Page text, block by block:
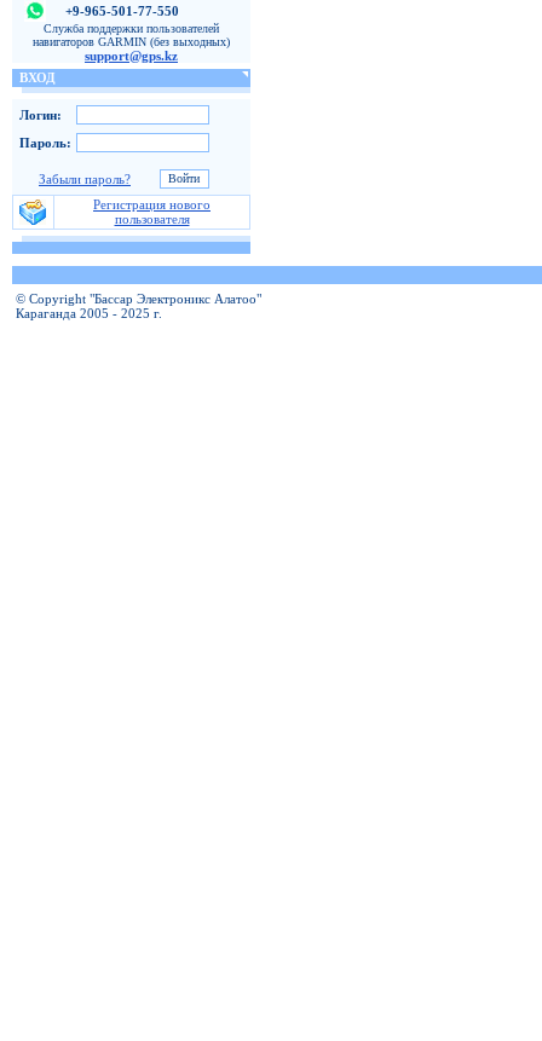
+9-965-501-77-550
Служба поддержки пользователей
навигаторов GARMIN (без выходных)
support@gps.kz
ВХОД
Логин:
Пароль:
Забыли пароль?
Регистрация нового
пользователя
© Copyright "Бассар Электроникс Алатоо"
Караганда 2005 - 2025 г.